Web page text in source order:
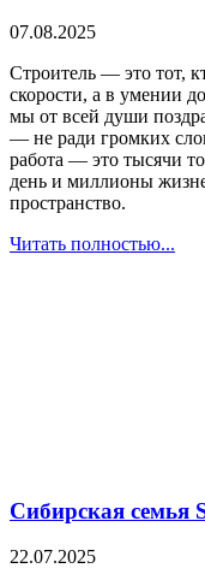
07.08.2025
Строитель — это тот,
скорости, а в умении
мы от всей души
— не ради громких
работа — это тысячи
день и миллионы
пространство.
Читать полностью...
Сибирская семья
22.07.2025